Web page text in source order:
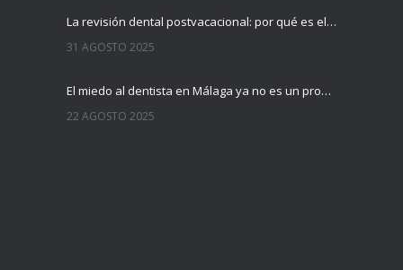
La revisión dental postvacacional: por qué es el mejor momento para hacerla
31 AGOSTO 2025
El miedo al dentista en Málaga ya no es un problema
22 AGOSTO 2025